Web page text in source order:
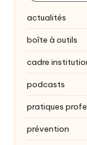
actualités
boîte à outils
cadre
podcasts
pratiques
prévention